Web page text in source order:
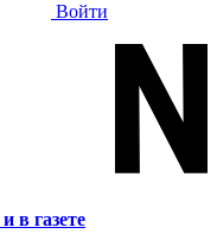
Войти
и в газете